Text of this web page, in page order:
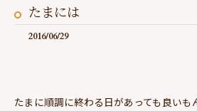
たまには
2016/06/29
たまに順調に終わる日があっても良い